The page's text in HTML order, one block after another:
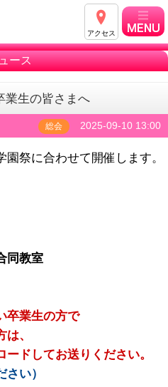
アクセス
ース
業生の皆さまへ
総会 2025-09-10 13:00
祭に合わせて開催します。
同教室
卒業生の方で
、
ドしてお送りください。
い）